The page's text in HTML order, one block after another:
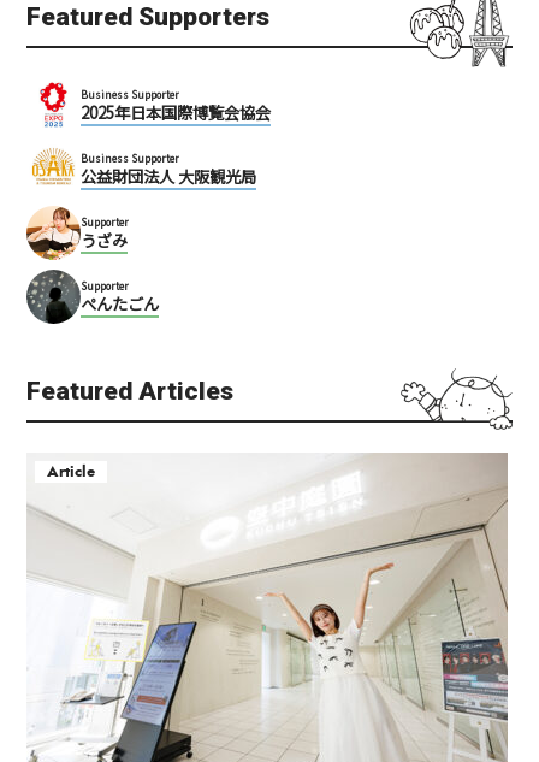
Featured Supporters
Business Supporter
2025年日本国際博覧会協会
Business Supporter
公益財団法人 大阪観光局
Supporter
うざみ
Supporter
ぺんたごん
Featured Articles
Article